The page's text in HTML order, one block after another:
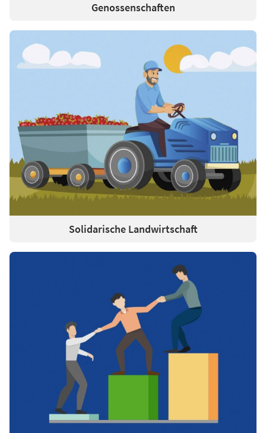
Genossenschaften
Solidarische Landwirtschaft